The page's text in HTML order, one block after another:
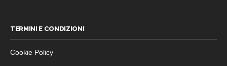
TERMINI E CONDIZIONI
Cookie Policy